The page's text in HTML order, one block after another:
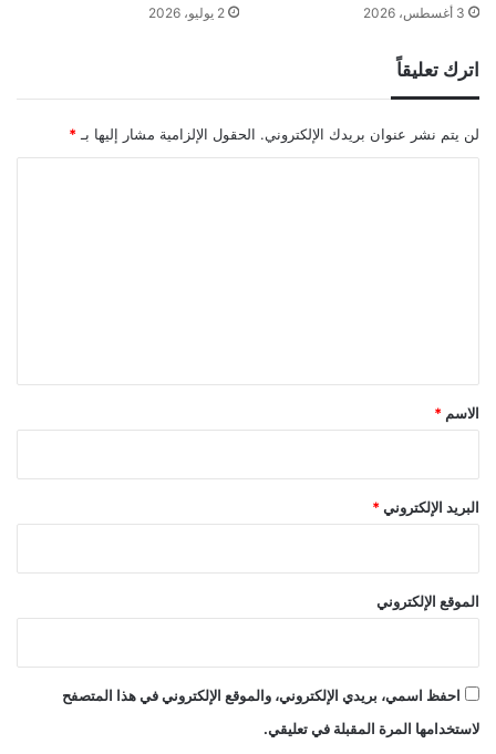
3 أغسطس، 2026 2 يوليو، 2026
اترك تعليقاً
لن يتم نشر عنوان بريدك الإلكتروني. الحقول الإلزامية مشار إليها بـ *
*
الاسم *
البريد الإلكتروني*
الموقع الإلكتروني
احفظ اسمي، بريدي الإلكتروني، والموقع الإلكتروني في هذا المتصفح
لاستخدامها المرة المقبلة في تعليقي.